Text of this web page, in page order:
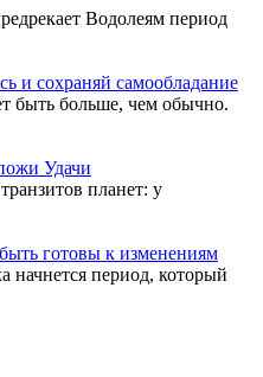
Водолеям период
и сохраняй самообладание
быть больше, чем обычно.
Удачи
планет: у
готовы к изменениям
начнется период, который